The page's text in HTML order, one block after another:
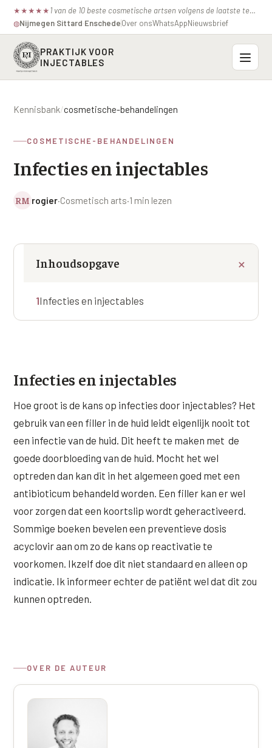
★ ★ ★ ★ ★ 1 van de 10 beste cosmetische artsen volgens de laatste test van de consumentenbond.
◍Nijmegen·Sittard·EnschedeOver onsWhatsAppNieuwsbrief
PRAKTIJK VOOR
INJECTABLES
Voorhoofdsrimpels
Fronsrimpel
Wenkbrauwen
Hangende oogleden
Traangoot en wallen
Lippen
Nasolabiale plooi
Marionetlijnen
Verticale liplijntjes
Jukbeenderen
Wangen
CONTOUR & HALS
Kaaklijn
Rimpels
Hyperpigmentatie
Botox / anti-rimpel
Bocouture
Juvéderm Voluma
Juvéderm Volbella
Profhilo
Radiesse
Restylane
Saypha Filler
Saypha Volume
Saypha Volume Plus
Sculptra (collageen aanmaak)
Epionce huidverzorging
Plexr Soft Surgery
Profielen
Hangende Huid Profiel
Structuur Verlies Profiel
Stress Cortisol profiel
PCOS Huid profiel
HUIDPROBLEMEN
Overgevoelige Huid Profiel
LIFESTYLE / MODERN
Instagram Gezicht Profiel
Volume Verlies Profiel
Atletisch verouderings profiel
Prijzen
Nijmegen◍Sittard ◍Enschede
Kennisbank/cosmetische-behandelingen
COSMETISCHE-BEHANDELINGEN
Infecties en injectables
RM rogier·Cosmetisch arts·1 min lezen
Inhoudsopgave
1Infecties en injectables
Infecties en injectables
Hoe groot is de kans op infecties door injectables? Het
gebruik van een filler in de huid leidt eigenlijk nooit tot
een infectie van de huid. Dit heeft te maken met de
goede doorbloeding van de huid. Mocht het wel
optreden dan kan dit in het algemeen goed met een
antibioticum behandeld worden. Een filler kan er wel
voor zorgen dat een koortslip wordt geheractiveerd.
Sommige boeken bevelen een preventieve dosis
acyclovir aan om zo de kans op reactivatie te
voorkomen. Ikzelf doe dit niet standaard en alleen op
indicatie. Ik informeer echter de patiënt wel dat dit zou
kunnen optreden.
OVER DE AUTEUR